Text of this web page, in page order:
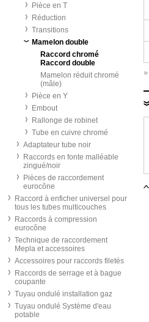
Pièce en T
Réduction
Transitions
Mamelon double
Raccord chromé
Raccord double
Mamelon réduit chromé
(mâle)
Pièce en Y
Embout
Rallonge de robinet
Tube en cuivre chromé
Adaptateur tube noir
Raccords en fonte malléable
zingué/noir
Pièces de raccordement
eurocône
Raccord à enficher universel pour
tous les tubes multicouches
Raccords à compression
eurocône
Technique de raccordement
Mepla et accessoires
Accessoires pour raccords filetés
Raccords de serrage et à bague
coupante
Tuyau ondulé installation gaz
Tuyau ondulé Système d'eau
potable
»